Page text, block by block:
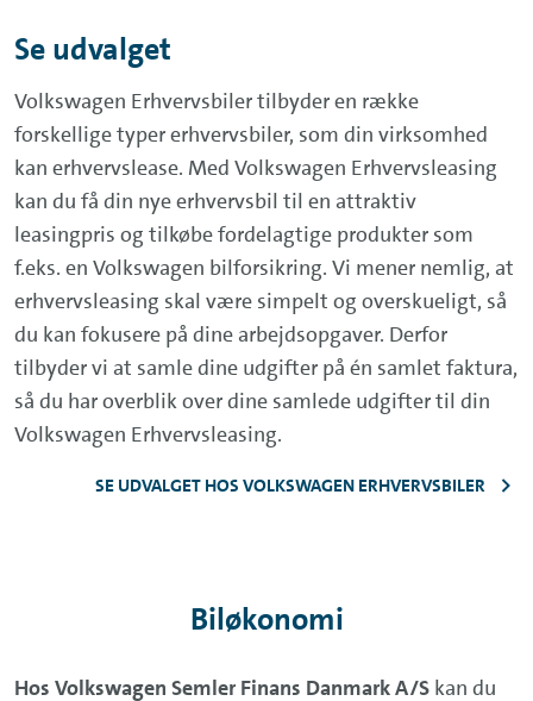
Se udvalget
Volkswagen Erhvervsbiler tilbyder en række
forskellige typer erhvervsbiler, som din virksomhed
kan erhvervslease. Med Volkswagen Erhvervsleasing
kan du få din nye erhvervsbil til en attraktiv
leasingpris og tilkøbe fordelagtige produkter som
f.eks. en Volkswagen bilforsikring. Vi mener nemlig, at
erhvervsleasing skal være simpelt og overskueligt, så
du kan fokusere på dine arbejdsopgaver. Derfor
tilbyder vi at samle dine udgifter på én samlet faktura,
så du har overblik over dine samlede udgifter til din
Volkswagen Erhvervsleasing.
SE UDVALGET HOS VOLKSWAGEN ERHVERVSBILER
Biløkonomi
Hos Volkswagen Semler Finans Danmark A/S kan du